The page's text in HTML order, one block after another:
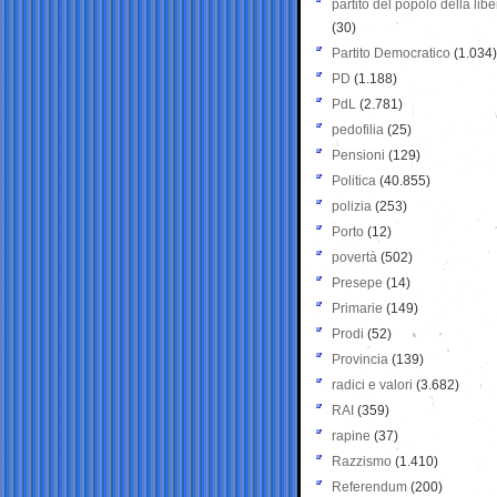
partito del popolo della
(30)
Partito Democratico (1.034)
PD (1.188)
PdL (2.781)
pedofilia (25)
Pensioni (129)
Politica (40.855)
polizia (253)
Porto (12)
povertà (502)
Presepe (14)
Primarie (149)
Prodi (52)
Provincia (139)
radici e valori (3.682)
RAI (359)
rapine (37)
Razzismo (1.410)
Referendum (200)